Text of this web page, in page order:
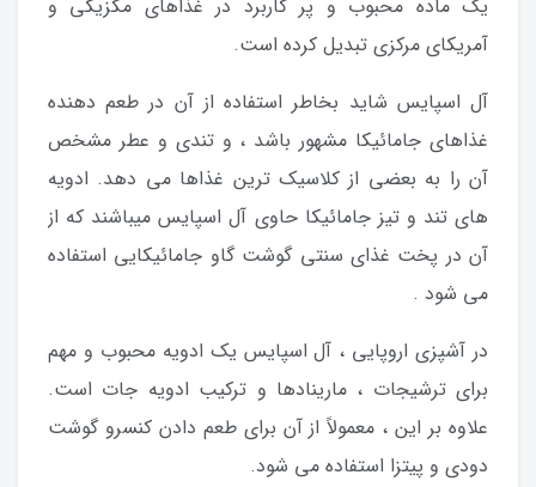
یک ماده محبوب و پر کاربرد در غذاهای مکزیکی و
آمریکای مرکزی تبدیل کرده است.
آل اسپایس شاید بخاطر استفاده از آن در طعم دهنده
غذاهای جامائیکا مشهور باشد ، و تندی و عطر مشخص
آن را به بعضی از کلاسیک ترین غذاها می دهد. ادویه
های تند و تیز جامائیکا حاوی آل اسپایس میباشند که از
آن در پخت غذای سنتی گوشت گاو جامائیکایی استفاده
می شود .
در آشپزی اروپایی ، آل اسپایس یک ادویه محبوب و مهم
برای ترشیجات ، مارینادها و ترکیب ادویه جات است.
علاوه بر این ، معمولاً از آن برای طعم دادن کنسرو گوشت
دودی و پیتزا استفاده می شود.